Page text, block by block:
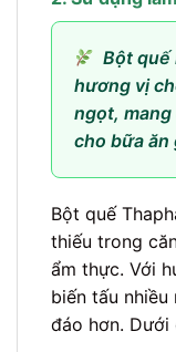
Bột quế
hương vị
ngọt, mang
cho bữa ăn
Bột quế
thiếu trong
ẩm thực. Với
biến tấu
đáo hơn.